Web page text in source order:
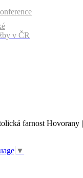
v ČR
farnost Hovorany |
▼